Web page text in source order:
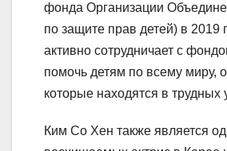
фонда Организации
по защите прав детей) в 2019
активно сотрудничает с
помочь детям по всему миру,
которые находятся в трудных
Ким Со Хен также является